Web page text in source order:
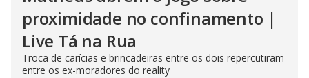
proximidade no confinamento |
Live Tá na Rua
Troca de carícias e brincadeiras entre os dois repercutiram
entre os ex-moradores do reality